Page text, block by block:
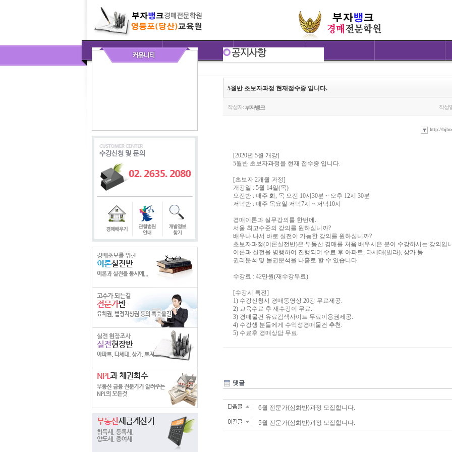
5월반 초보자과정 현재접수중 입니다.
작성자: 부자뱅크 작성
http://
[2020년 5월 개강]
5월반 초보자과정을 현재 접수중 입니다.
[초보자 2개월 과정]
개강일 : 5월 14일(목)
오전반 : 매주 화, 목 오전 10시30분 ~ 오후 12시 30분
저녁반 : 매주 목요일 저녁7시 ~ 저녁10시
경매이론과 실무강의를 한번에.
서울 최고수준의 강의를 원하십니까?
배우나 나서 바로 실전이 가능한 강의를 원하십니까?
초보자과정(이론실전반)은 부동산 경매를 처음 배우시은 분이 수강하시는 강의입
이론과 실전을 병행하여 진행되며 수료 후 아파트, 다세대(빌라), 상가 등
권리분석 및 물권분석을 나홀로 할 수 있습니다.
수강료 : 42만원(재수강무료)
[수강시 특전]
1) 수강신청시 경매동영상 20강 무료제공.
2) 교육수료 후 재수강이 무료.
3) 경매물건 유료검색사이트 무료이용권제공.
4) 수강생 분들에게 수익성경매물건 추천.
5) 수료후 경매상담 무료.
댓글
6월 전문가(심화반)과정 모집합니다.
5월 전문가(심화반)과정 모집합니다.